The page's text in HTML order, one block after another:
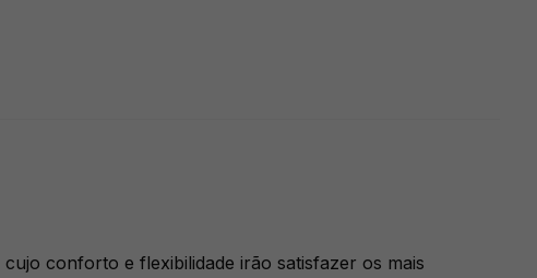
conforto e flexibilidade irão satisfazer os mais